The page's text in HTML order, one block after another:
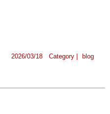
2026/03/18 Category | blog